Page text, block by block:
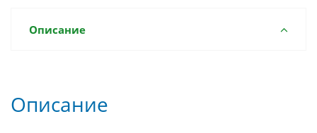
Описание
Описание